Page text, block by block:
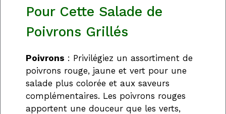
Pour Cette Salade de
Poivrons Grillés
Poivrons : Privilégiez un assortiment de
poivrons rouge, jaune et vert pour une
salade plus colorée et aux saveurs
complémentaires. Les poivrons rouges
apportent une douceur que les verts,